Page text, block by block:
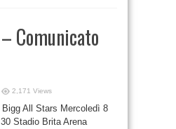
Comunicato
2,171 Views
All Stars Mercoledì 8
Stadio Brita Arena